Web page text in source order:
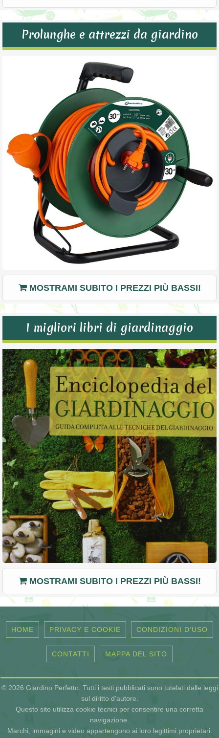
Prolunghe e attrezzi da giardino
MOSTRAMI SUBITO I PREZZI PIÙ BASSI!
I migliori libri di giardinaggio
MOSTRAMI SUBITO I PREZZI PIÙ BASSI!
HOME PRIVACY E COOKIE CONDIZIONI D’USO
CONTATTI MAPPA DEL SITO
© 2026 Giardino Perfetto. Tutti i testi pubblicati sono tutelati dalle leggi
sul diritto d'autore.
Questo sito utilizza cookie tecnici per consentire una corretta
navigazione.
Marchi, immagini e video appartengono ai loro legittimi proprietari.